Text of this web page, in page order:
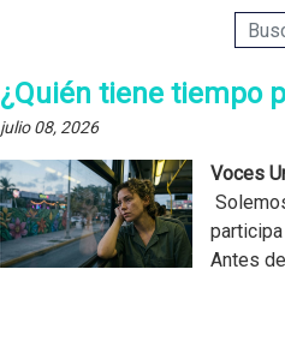
¿Quién tiene tiempo
julio 08, 2026
Voces
Antes